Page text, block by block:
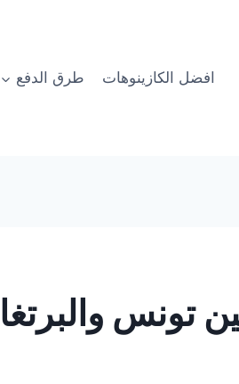
افضل الكازينوهات
طرق الدفع
تونس